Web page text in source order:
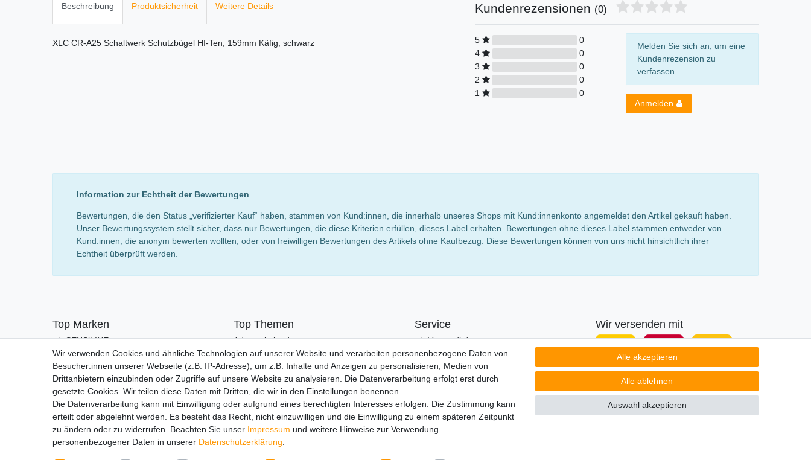
Beschreibung Produktsicherheit Weitere Details
XLC CR-A25 Schaltwerk Schutzbügel HI-Ten, 159mm Käfig, schwarz
Kundenrezensionen (0)
5
0
4
0
3
0
2
0
1
0
Melden Sie sich an, um eine
Kundenrezension zu
verfassen.
Anmelden
Information zur Echtheit der Bewertungen
Bewertungen, die den Status „verifizierter Kauf“ haben, stammen von Kund:innen, die innerhalb unseres Shops mit Kund:innenkonto angemeldet den Artikel gekauft haben.
Unser Bewertungssystem stellt sicher, dass nur Bewertungen, die diese Kriterien erfüllen, dieses Label erhalten. Bewertungen ohne dieses Label stammen entweder von
Kund:innen, die anonym bewerten wollten, oder von freiwilligen Bewertungen des Artikels ohne Kaufbezug. Diese Bewertungen können von uns nicht hinsichtlich ihrer
Echtheit überprüft werden.
Top Marken
SENSiLINE
Top Themen
Adventskalender
Service
Versandinfos
FAQ
Ersatzteile
Registrieren
Wir versenden mit
Impressum Daten­schutz­erklärung AGB Barrierefreiheitserklärung Widerrufs­recht
Wir verwenden Cookies und ähnliche Technologien auf unserer Website und verarbeiten personenbezogene Daten von
Besucher:innen unserer Webseite (z.B. IP-Adresse), um z.B. Inhalte und Anzeigen zu personalisieren, Medien von
Drittanbietern einzubinden oder Zugriffe auf unsere Website zu analysieren. Die Datenverarbeitung erfolgt erst durch
gesetzte Cookies. Wir teilen diese Daten mit Dritten, die wir in den Einstellungen benennen.
Die Datenverarbeitung kann mit Einwilligung oder aufgrund eines berechtigten Interesses erfolgen. Die Zustimmung kann
erteilt oder abgelehnt werden. Es besteht das Recht, nicht einzuwilligen und die Einwilligung zu einem späteren Zeitpunkt
zu ändern oder zu widerrufen. Beachten Sie unser Impressum und weitere Hinweise zur Verwendung
personenbezogener Daten in unserer Daten­schutz­erklärung
Alle akzeptieren
Alle ablehnen
Auswahl akzeptieren